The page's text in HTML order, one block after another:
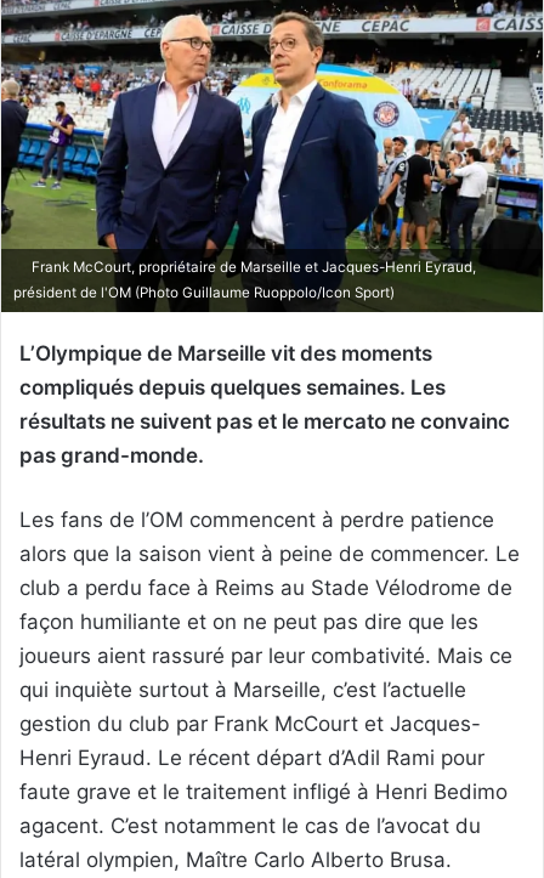
Frank McCourt, propriétaire de Marseille et Jacques-Henri Eyraud,
président de l'OM (Photo Guillaume Ruoppolo/Icon Sport)
L’Olympique de Marseille vit des moments
compliqués depuis quelques semaines. Les
résultats ne suivent pas et le mercato ne convainc
pas grand-monde.
Les fans de l’OM commencent à perdre patience
alors que la saison vient à peine de commencer. Le
club a perdu face à Reims au Stade Vélodrome de
façon humiliante et on ne peut pas dire que les
joueurs aient rassuré par leur combativité. Mais ce
qui inquiète surtout à Marseille, c’est l’actuelle
gestion du club par Frank McCourt et Jacques-
Henri Eyraud. Le récent départ d’Adil Rami pour
faute grave et le traitement infligé à Henri Bedimo
agacent. C’est notamment le cas de l’avocat du
latéral olympien, Maître Carlo Alberto Brusa.